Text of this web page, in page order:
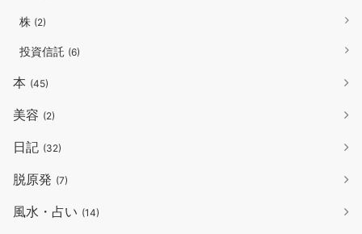
株 (2)
投資信託 (6)
本 (45)
美容 (2)
日記 (32)
脱原発 (7)
風水・占い (14)